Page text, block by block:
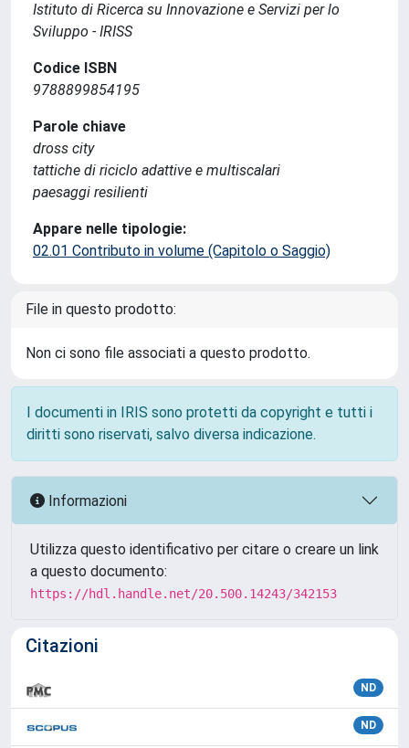
Istituto di Ricerca su Innovazione e Servizi per lo
Sviluppo - IRISS
Codice ISBN
9788899854195
Parole chiave
dross city
tattiche di riciclo adattive e multiscalari
paesaggi resilienti
Appare nelle tipologie:
02.01 Contributo in volume (Capitolo o Saggio)
File in questo prodotto:
Non ci sono file associati a questo prodotto.
I documenti in IRIS sono protetti da copyright e tutti i
diritti sono riservati, salvo diversa indicazione.
Informazioni
Utilizza questo identificativo per citare o creare un link
a questo documento:
https://hdl.handle.net/20.500.14243/342153
Citazioni
ND
ND